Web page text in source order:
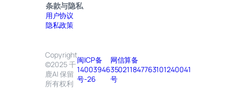
条款与隐私
用户协议
隐私政策
Copyright
©2025 千
鹿AI 保留
所有权利
闽ICP备
14003946
号-26
网信算备
350211847763101240041
号